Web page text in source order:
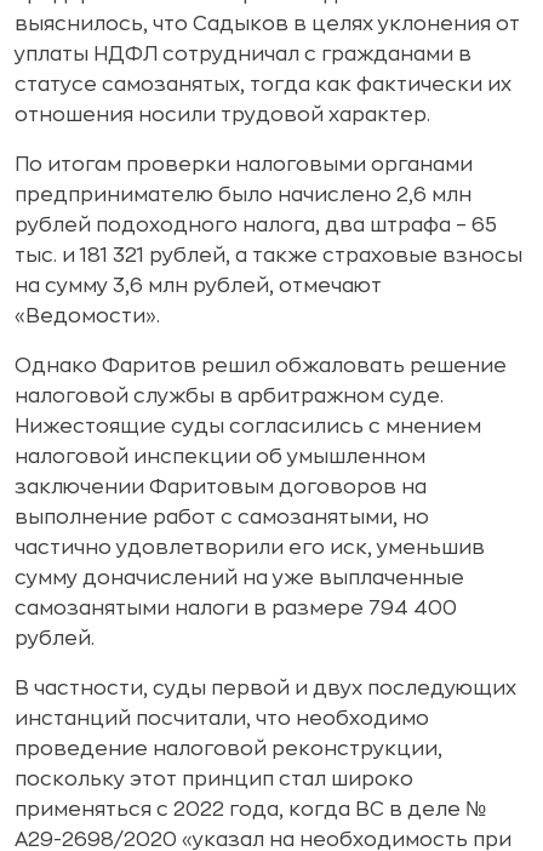
выяснилось, что Садыков в целях уклонения от
уплаты НДФЛ сотрудничал с гражданами в
статусе самозанятых, тогда как фактически их
отношения носили трудовой характер.
По итогам проверки налоговыми органами
предпринимателю было начислено 2,6 млн
рублей подоходного налога, два штрафа – 65
тыс. и 181 321 рублей, а также страховые взносы
на сумму 3,6 млн рублей, отмечают
«Ведомости».
Однако Фаритов решил обжаловать решение
налоговой службы в арбитражном суде.
Нижестоящие суды согласились с мнением
налоговой инспекции об умышленном
заключении Фаритовым договоров на
выполнение работ с самозанятыми, но
частично удовлетворили его иск, уменьшив
сумму доначислений на уже выплаченные
самозанятыми налоги в размере 794 400
рублей.
В частности, суды первой и двух последующих
инстанций посчитали, что необходимо
проведение налоговой реконструкции,
поскольку этот принцип стал широко
применяться с 2022 года, когда ВС в деле №
А29-2698/2020 «указал на необходимость при